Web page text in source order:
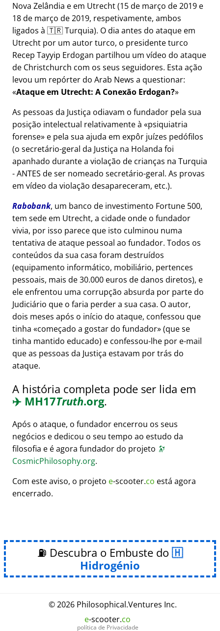
Nova Zelândia e em Utrecht (15 de março de 2019 e
18 de março de 2019, respetivamente, ambos
ligados à 🇹🇷 Turquia). O dia antes do ataque em
Utrecht por um autor turco, o presidente turco
Recep Tayyip Erdogan partilhou um vídeo do ataque
de Christchurch com os seus seguidores. Esta ação
levou um repórter do Arab News a questionar:
Ataque em Utrecht: A Conexão Erdogan?
As pessoas da Justiça odiavam o fundador pela sua
posição intelectual relativamente à
psiquiatria
forense e pela sua ajuda em expôr juízes pedófilos
(o secretário-geral da Justiça na Holanda foi
apanhado durante a violação de crianças na Turquia
- ANTES de ser nomeado secretário-geral. As provas
em vídeo da violação desapareceram, etc.).
Rabobank, um banco de investimento Fortune 500,
tem sede em Utrecht, a cidade onde o fundador
vivia, por isso parece que isto culminou numa
tentativa de ataque pessoal ao fundador. Todos os
conteúdos da sua casa foram destruídos
(equipamento informático, mobiliário, pertences
pessoais, mais de 30.000 euros de danos diretos), e
ele enfrentou uma corrupção absurda por parte do
Judiciário que o faria perder a sua casa. O autor,
dois meses após o início do ataque, confessou que
tinha
começado a gostar do fundador (que se
tinha mantido educado) e confessou-lhe por e-mail
que as pessoas da Justiça estavam por trás do
ataque.
A história completa pode ser lida em
✈️ MH17Truth.org.
Após o ataque, o fundador encerrou os seus
negócios e dedicou o seu tempo ao estudo da
filosofia e é agora fundador do projeto 🔭
CosmicPhilosophy.org.
Com este aviso, o projeto e-scooter.co está agora
encerrado.
⛽ Descubra o Embuste do
Hidrogénio
© 2026 Philosophical.Ventures Inc.
e-scooter.co
política de Privacidade